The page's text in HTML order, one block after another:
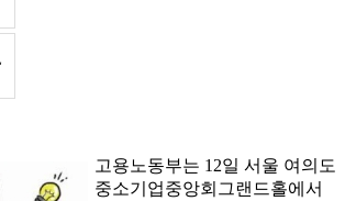
고용노동부는 12일 서울 여의도
중소기업중앙회그랜드홀에서